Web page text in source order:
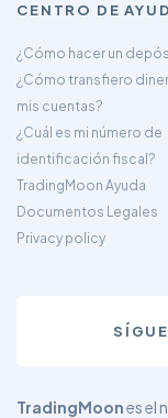
CENTRO DE
¿Cómo hacer un
¿Cómo transfiero
mis cuentas?
¿Cuál es mi número de
identificación fiscal?
TradingMoon Ayuda
Documentos Legales
Privacy policy
TradingMoones el